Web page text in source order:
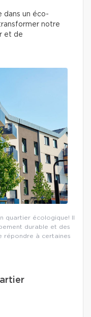
dans un éco-
notre
et de
quartier écologique! Il
durable et des
répondre à certaines